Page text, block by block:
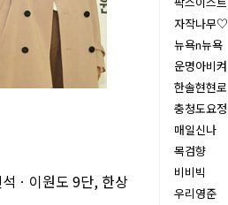
ㆍ이원도 9단, 한상
자작나무♡
뉴욕n뉴욕
운명아비켜
한솔현현로
충청도요정
매일신나
목검향
비비빅
우리영준